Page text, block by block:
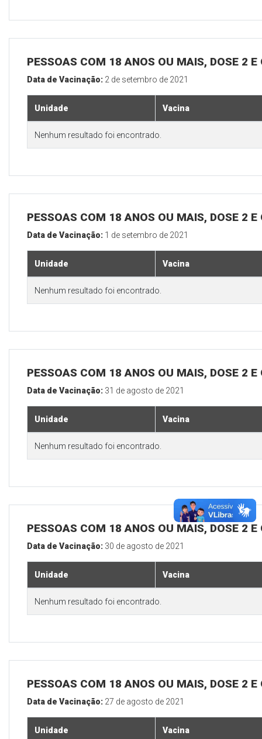
PESSOAS COM 18 ANOS OU MAIS, DOSE 2 E
Data de Vacinação: 2 de setembro de 2021
Unidade Vacina
Nenhum resultado foi encontrado.
PESSOAS COM 18 ANOS OU MAIS, DOSE 2 E
Data de Vacinação: 1 de setembro de 2021
Unidade Vacina
Nenhum resultado foi encontrado.
PESSOAS COM 18 ANOS OU MAIS, DOSE 2 E
Data de Vacinação: 31 de agosto de 2021
Unidade Vacina
Nenhum resultado foi encontrado.
PESSOAS COM 18 ANOS OU MAIS, DOSE 2 E
Data de Vacinação: 30 de agosto de 2021
Unidade Vacina
Nenhum resultado foi encontrado.
PESSOAS COM 18 ANOS OU MAIS, DOSE 2 E
Data de Vacinação: 27 de agosto de 2021
Unidade Vacina